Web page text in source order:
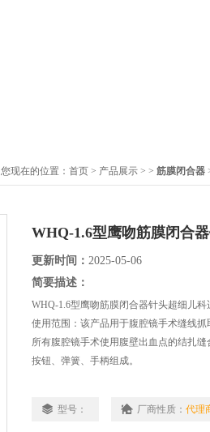
您现在的位置： 首页 > 产品展示 > > 筋膜闭合器
WHQ-1.6型鹰吻筋膜闭合
更新时间： 2025-05-06
简要描述：
WHQ-1.6型鹰吻筋膜闭合器针头超细儿科
使用范围：该产品用于腹腔镜手术缝线
所有腹腔镜手术使用腹壁出血点的结扎
按钮、弹簧、手柄组成。
型号： 厂商性质： 代理